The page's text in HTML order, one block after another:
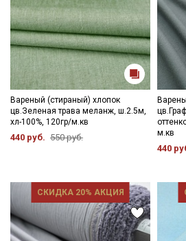
Вареный (стираный) хлопок
цв.Зеленая трава меланж, ш.2.5м,
хл-100%, 120гр/м.кв
440 руб. 550 руб.
м.кв
440
СКИДКА 20% АКЦИЯ
Согласие на получение
информационных рассылок